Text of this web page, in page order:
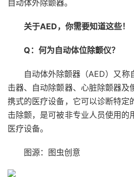
自动体外除颤器。
关于AED，你需要知道这些！
Q：何为自动体位除颤仪？
自动体外除颤器（AED）又称
击器、自动除颤器、心脏除颤器及
携式的医疗设备，它可以诊断特定
击除颤，是可被非专业人员使用的
医疗设备。
图源：图虫创意